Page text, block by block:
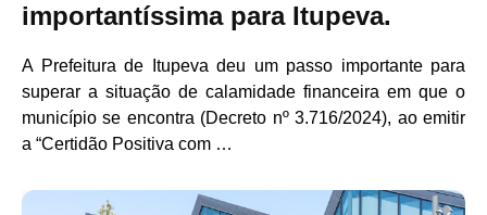
importantíssima para Itupeva.
A Prefeitura de Itupeva deu um passo importante para
superar a situação de calamidade financeira em que o
município se encontra (Decreto nº 3.716/2024), ao emitir
a “Certidão Positiva com …